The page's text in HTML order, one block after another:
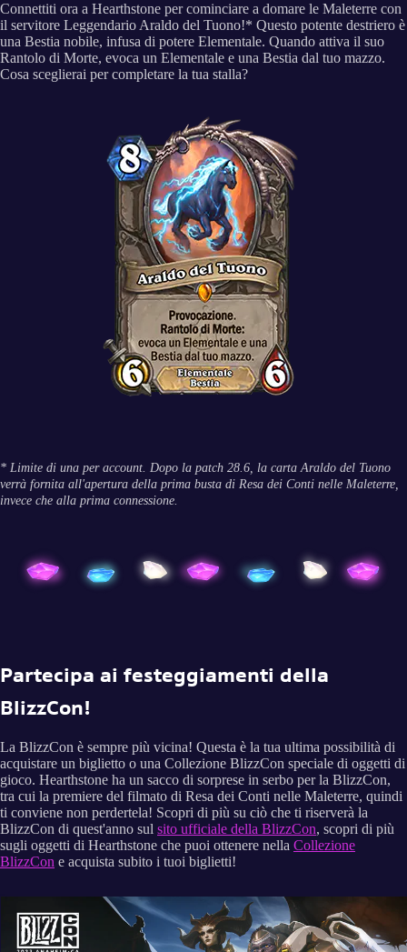
Connettiti ora a Hearthstone per cominciare a domare le Maleterre con
il servitore Leggendario Araldo del Tuono!* Questo potente destriero è
una Bestia nobile, infusa di potere Elementale. Quando attiva il suo
Rantolo di Morte, evoca un Elementale e una Bestia dal tuo mazzo.
Cosa sceglierai per completare la tua stalla?
* Limite di una per account. Dopo la patch 28.6, la carta Araldo del Tuono
verrà fornita all'apertura della prima busta di Resa dei Conti nelle Maleterre,
invece che alla prima connessione.
Partecipa ai festeggiamenti della
BlizzCon!
La BlizzCon è sempre più vicina! Questa è la tua ultima possibilità di
acquistare un biglietto o una Collezione BlizzCon speciale di oggetti di
gioco. Hearthstone ha un sacco di sorprese in serbo per la BlizzCon,
tra cui la premiere del filmato di Resa dei Conti nelle Maleterre, quindi
ti conviene non perdertela! Scopri di più su ciò che ti riserverà la
BlizzCon di quest'anno sul sito ufficiale della BlizzCon, scopri di più
sugli oggetti di Hearthstone che puoi ottenere nella Collezione
BlizzCon e acquista subito i tuoi biglietti!